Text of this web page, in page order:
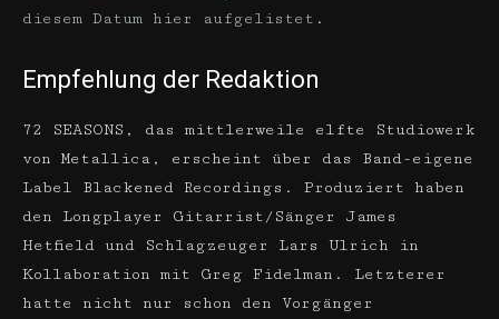
diesem Datum hier aufgelistet .
Empfehlung der Redaktion
72 SEASONS, das mittlerweile elfte Studiowerk
von Metallica, erscheint über das Band-eigene
Label Blackened Recordings. Produziert haben
den Longplayer Gitarrist/Sänger James
Hetfield und Schlagzeuger Lars Ulrich in
Kollaboration mit Greg Fidelman. Letzterer
hatte nicht nur schon den Vorgänger